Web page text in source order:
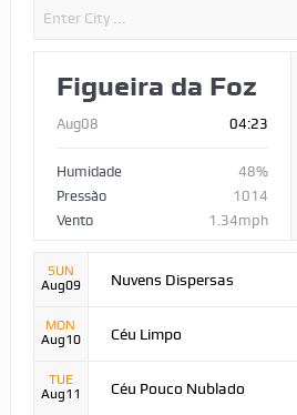
Figueira da Foz
Aug08 04:23
Humidade
48%
Pressão
1014
Vento
1.34mph
SUN
Aug09
Nuvens Dispersas
MON
Aug10
Céu Limpo
TUE
Aug11
Céu Pouco Nublado